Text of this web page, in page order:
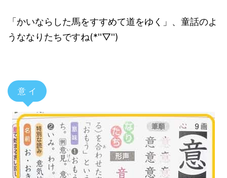
「かいならした馬をすすめて道をゆく」、童話のよ
うななりたちですね(*''▽'')
意 イ